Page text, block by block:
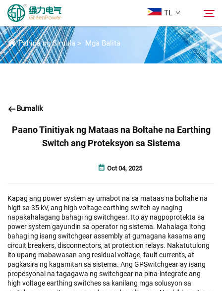
TL
Mga Produkto
Makipag-ugnayan sa Amin
BALITA
Pahina ng Simula > Mga Balita
Bumalik
Paano Tinitiyak ng Mataas na Boltahe na Earthing
Switch ang Proteksyon sa Sistema
Oct 04, 2025
Kapag ang power system ay umabot na sa mataas na boltahe na
higit sa 35 kV, ang high voltage earthing switch ay naging
napakahalagang bahagi ng switchgear. Ito ay nagpoprotekta sa
power system gayundin sa operator ng sistema. Mahalaga itong
bahagi ng isang switchgear assembly at gumagana kasama ang
circuit breakers, disconnectors, at protection relays. Nakatutulong
ito upang mabawasan ang residual voltage, fault currents, at
pagkasira ng kagamitan sa sistema. Ang GPSwitchgear ay isang
propesyonal na tagagawa ng switchgear na pina-integrate ang
high voltage earthing switches sa kanilang mga solusyon sa